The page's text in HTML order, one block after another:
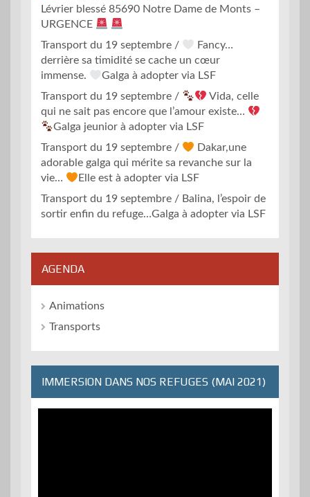
Lévrier blessé 85690 Notre Dame de Monts –
URGENCE
Transport du 19 septembre /
Fancy…
derrière sa timidité se cache un cœur
immense.
Galga à adopter via LSF
Transport du 19 septembre /
Vida, celle
qui ne sait pas encore que l’amour existe…
Galga jeunior à adopter via LSF
Transport du 19 septembre /
Dakar,une
adorable galga qui mérite sa revanche sur la
vie…
Elle est à adopter via LSF
Transport du 19 septembre / Balina, l’espoir de
sortir enfin du refuge…Galga à adopter via LSF
AGENDA
Animations
Transports
IMMERSION DANS NOS REFUGES (MAI 2021)